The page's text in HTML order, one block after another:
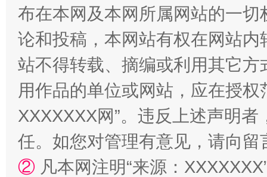
阿坝州三大球赛在茂县开幕 规模
国家大学科技园优化重塑工作
布在本网及本网所属网站的一
论和投稿，本网站有权在网站
站不得转载、摘编或利用其它
用作品的单位或网站，应在授
XXXXXXX网”。违反上述声明
任。如您对管理有意见，请向
② 凡本网注明“来源：